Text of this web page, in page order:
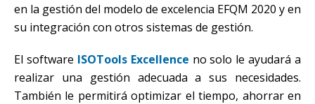
en la gestión del modelo de excelencia EFQM 2020 y en
su integración con otros sistemas de gestión.
El software ISOTools Excellence no solo le ayudará a
realizar una gestión adecuada a sus necesidades.
También le permitirá optimizar el tiempo, ahorrar en